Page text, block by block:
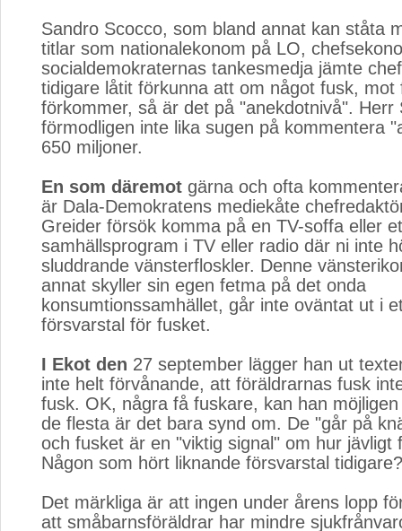
Sandro Scocco, som bland annat kan ståta
titlar som nationalekonom på LO,
socialdemokraternas tankesmedja jämte
tidigare låtit förkunna att om något fusk, mot
förkommer, så är det på "anekdotnivå". Herr
förmodligen inte lika sugen på kommentera
650 miljoner.
En som däremot gärna och ofta
är Dala-Demokratens mediekåte
Greider försök komma på en TV-soffa eller
samhällsprogram i TV eller radio där ni inte
sluddrande vänsterfloskler. Denne
annat skyller sin egen fetma på det onda
konsumtionssamhället, går inte oväntat ut i
försvarstal för fusket.
I Ekot den 27 september lägger han ut
inte helt förvånande, att föräldrarnas fusk
fusk. OK, några få fuskare, kan han
de flesta är det bara synd om. De "går på
och fusket är en "viktig signal" om hur jävligt
Någon som hört liknande försvarstal tidigare?
Det märkliga är att ingen under årens lopp
att småbarnsföräldrar har mindre